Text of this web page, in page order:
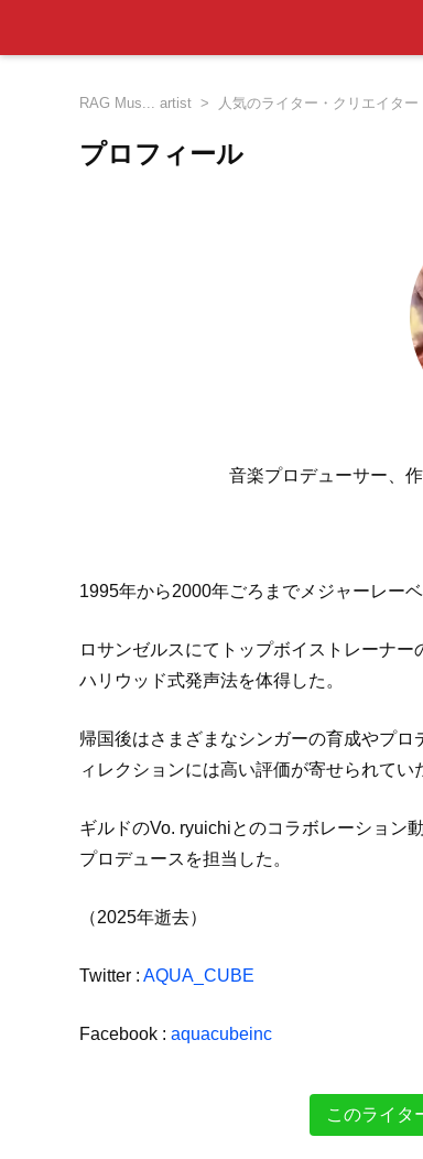
RAG Mus... artist 人気のライター・クリエイター
プロフィール
音楽プロデューサー、
1995年から2000年ごろまでメジャーレー
ロサンゼルスにてトップボイストレーナ
ハリウッド式発声法を体得した。
帰国後はさまざまなシンガーの育成やプ
ィレクションには高い評価が寄せられてい
ギルドのVo. ryuichiとのコラボレーション
プロデュースを担当した。
（2025年逝去）
Twitter : AQUA_CUBE
Facebook : aquacubeinc
このライタ